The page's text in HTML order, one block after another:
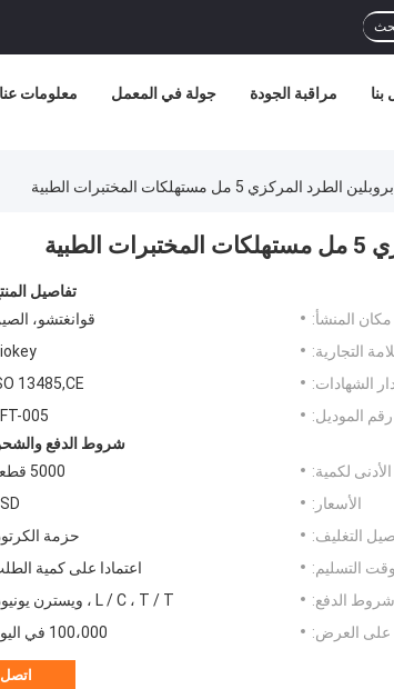
معلومات عنا جولة في المعمل مراقبة الجودة بنا
تفاصيل
مكان المنشأ:
قوانغتشو،
التجارية:
الشهادات:
13485,CE
رقم الموديل:
005
شروط الدفع
الأدنى لكمية:
5000 قطعة
الأسعار:
التغليف:
حزمة
وقت التسليم:
اعتمادا على كمية
شروط الدفع:
L / C ، T / T ، ويسترن يونيون
على العرض:
100،000 في اليوم
اتصل